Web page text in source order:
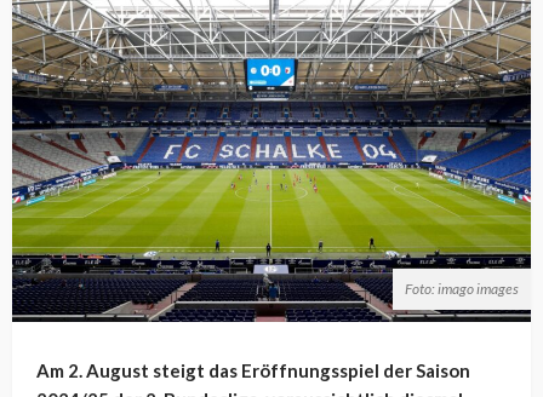
Foto: imago images
Am 2. August steigt das Eröffnungsspiel der Saison